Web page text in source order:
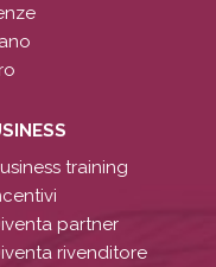
training
partner
rivenditore